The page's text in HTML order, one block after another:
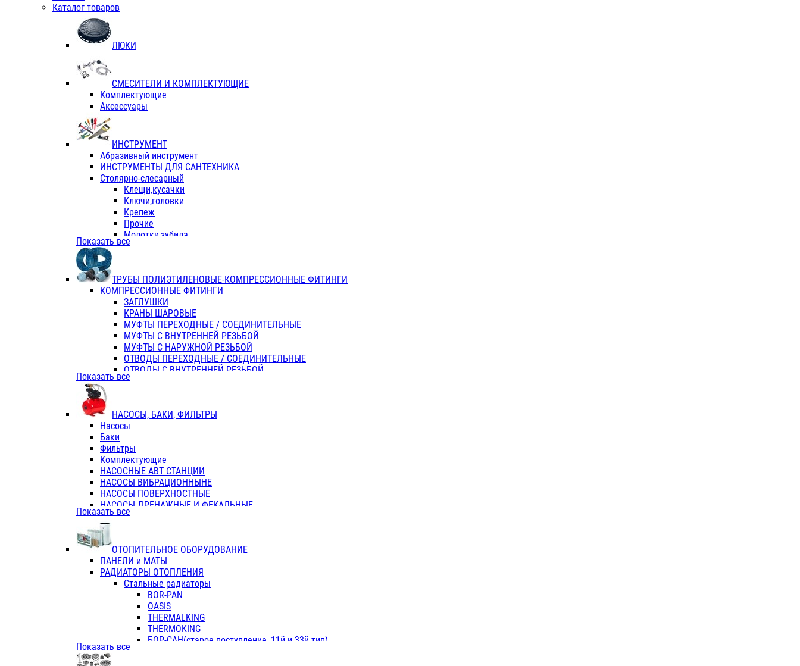
Каталог товаров
ЛЮКИ
СМЕСИТЕЛИ И КОМПЛЕКТУЮЩИЕ
Комплектующие
Аксессуары
ИНСТРУМЕНТ
Абразивный инструмент
ИНСТРУМЕНТЫ ДЛЯ САНТЕХНИКА
Столярно-слесарный
Клещи,кусачки
Ключи,головки
Крепеж
Прочие
Молотки,зубила
Пассатижи,тонкогубцы,утконосы
Отвертки
Хоз. инвентарь
ЭЛ. ИНСТРУМЕНТ OASIS
Показать все
ТРУБЫ ПОЛИЭТИЛЕНОВЫЕ-КОМПРЕССИОННЫЕ ФИТИНГИ
КОМПРЕССИОННЫЕ ФИТИНГИ
ЗАГЛУШКИ
КРАНЫ ШАРОВЫЕ
МУФТЫ ПЕРЕХОДНЫЕ / СОЕДИНИТЕЛЬНЫЕ
МУФТЫ С ВНУТРЕННЕЙ РЕЗЬБОЙ
МУФТЫ С НАРУЖНОЙ РЕЗЬБОЙ
ОТВОДЫ ПЕРЕХОДНЫЕ / СОЕДИНИТЕЛЬНЫЕ
ОТВОДЫ С ВНУТРЕННЕЙ РЕЗЬБОЙ
ОТВОДЫ С НАРУЖНОЙ РЕЗЬБОЙ
ТРОЙНИКИ ПЕРЕХОДНЫЕ / СОЕДИНИТЕЛЬНЫЕ
ТРОЙНИКИ С ВНУТРЕННЕЙ РЕЗЬБОЙ
КОЛЬЦА РЕЗИНОВЫЕ
ТРУБЫ НАПОРНЫЕ
ТРУБЫ ГОФРИРОВАННЫЕ ДВУХСЛ.
ТРУБЫ ПОЛИЭТИЛЕНОВЫЕ
Показать все
НАСОСЫ, БАКИ, ФИЛЬТРЫ
Насосы
Баки
Фильтры
Комплектующие
НАСОСНЫЕ АВТ СТАНЦИИ
НАСОСЫ ВИБРАЦИОННЫНЕ
НАСОСЫ ПОВЕРХНОСТНЫЕ
НАСОСЫ ДРЕНАЖНЫЕ И ФЕКАЛЬНЫЕ
НАСОСЫ ПОВЫСИТ и ЦИРКУЛЯЦИОННЫЕ
НАСОСЫ СКВАЖИННЫЕ
Показать все
ОТОПИТЕЛЬНОЕ ОБОРУДОВАНИЕ
ПАНЕЛИ и МАТЫ
РАДИАТОРЫ ОТОПЛЕНИЯ
Стальные радиаторы
BOR-PAN
OASIS
THERMALKING
THERMOKING
БОР-САН(старое поступление, 11й и 33й тип)
Показать все